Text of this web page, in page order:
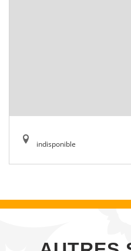
indisponible